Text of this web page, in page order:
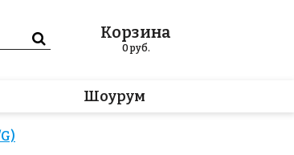
Корзина
0руб.
Шоурум